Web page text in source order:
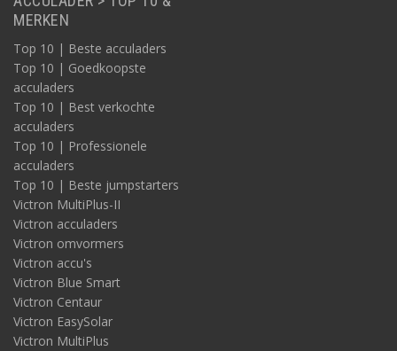
MERKEN
Top 10 | Beste acculaders
Top 10 | Goedkoopste
acculaders
Top 10 | Best verkochte
acculaders
Top 10 | Professionele
acculaders
Top 10 | Beste jumpstarters
Victron MultiPlus-II
Victron acculaders
Victron omvormers
Victron accu's
Victron Blue Smart
Victron Centaur
Victron EasySolar
Victron MultiPlus